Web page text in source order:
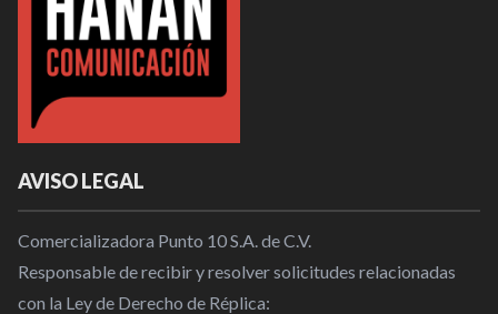
AVISO LEGAL
Comercializadora Punto 10 S.A. de C.V.
Responsable de recibir y resolver solicitudes relacionadas
con la Ley de Derecho de Réplica: